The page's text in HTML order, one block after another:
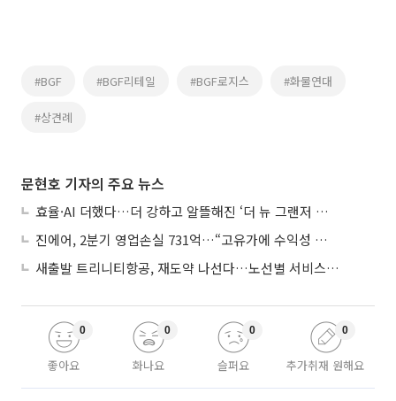
#BGF #BGF리테일 #BGF로지스 #화물연대
#상견례
문현호 기자의 주요 뉴스
효율·AI 더했다…더 강하고 알뜰해진 ‘더 뉴 그랜저 하이브리드’
진에어, 2분기 영업손실 731억…“고유가에 수익성 악화”
새출발 트리니티항공, 재도약 나선다…노선별 서비스 차별화
좋아요
0
화나요
0
슬퍼요
0
추가취재 원해요
0